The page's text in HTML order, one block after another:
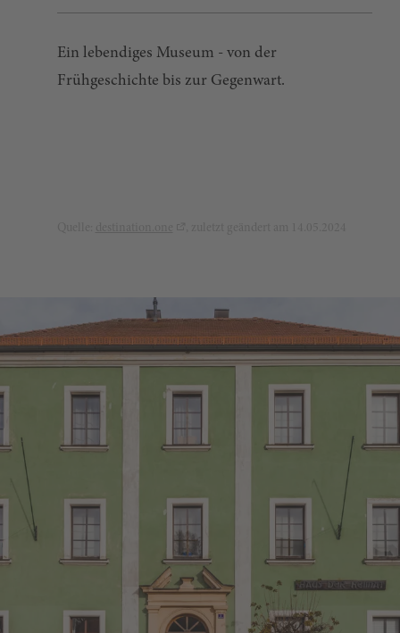
Ein lebendiges Museum - von der
Frühgeschichte bis zur Gegenwart.